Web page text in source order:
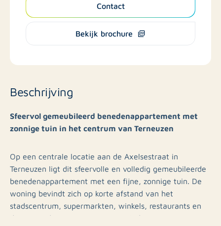
Contact
Bekijk brochure
Beschrijving
Sfeervol gemeubileerd benedenappartement met
zonnige tuin in het centrum van Terneuzen
Op een centrale locatie aan de Axelsestraat in
Terneuzen ligt dit sfeervolle en volledig gemeubileerde
benedenappartement met een fijne, zonnige tuin. De
woning bevindt zich op korte afstand van het
stadscentrum, supermarkten, winkels, restaurants en
diverse andere voorzieningen. Ook de